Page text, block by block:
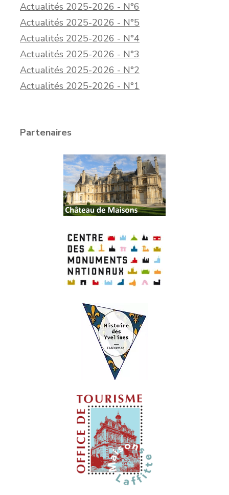
Actualités 2025-2026 - N°6
Actualités 2025-2026 - N°5
Actualités 2025-2026 - N°4
Actualités 2025-2026 - N°3
Actualités 2025-2026 - N°2
Actualités 2025-2026 - N°1
Partenaires